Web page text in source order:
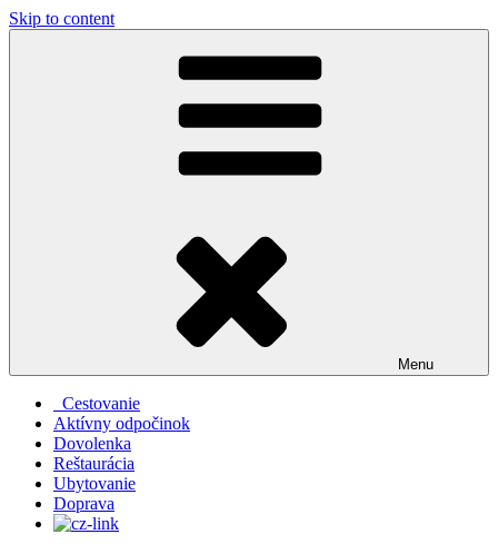
Skip to content
Menu
Cestovanie
Aktívny odpočinok
Dovolenka
Reštaurácia
Ubytovanie
Doprava